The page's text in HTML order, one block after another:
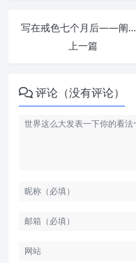
写在戒色七个月后——阐述宇宙定律 | 戒者录
上一篇
评论（没有评论）